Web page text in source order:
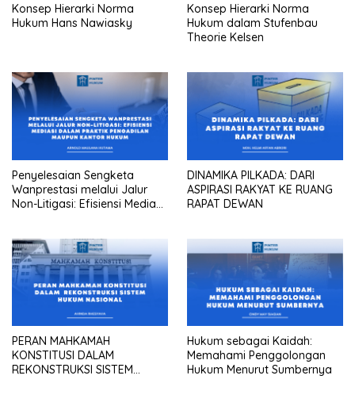
Konsep Hierarki Norma
Hukum Hans Nawiasky
Konsep Hierarki Norma
Hukum dalam Stufenbau
Theorie Kelsen
Penyelesaian Sengketa
Wanprestasi melalui Jalur
Non-Litigasi: Efisiensi Mediasi
DINAMIKA PILKADA: DARI
ASPIRASI RAKYAT KE RUANG
RAPAT DEWAN
PERAN MAHKAMAH
KONSTITUSI DALAM
REKONSTRUKSI SISTEM
Hukum sebagai Kaidah:
Memahami Penggolongan
Hukum Menurut Sumbernya